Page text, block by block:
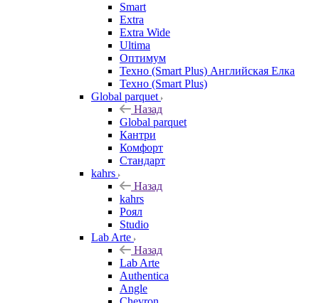
Smart
Extra
Extra Wide
Ultima
Оптимум
Техно (Smart Plus) Английская Елка
Техно (Smart Plus)
Global parquet
Назад
Global parquet
Кантри
Комфорт
Стандарт
kahrs
Назад
kahrs
Роял
Studio
Lab Arte
Назад
Lab Arte
Authentica
Angle